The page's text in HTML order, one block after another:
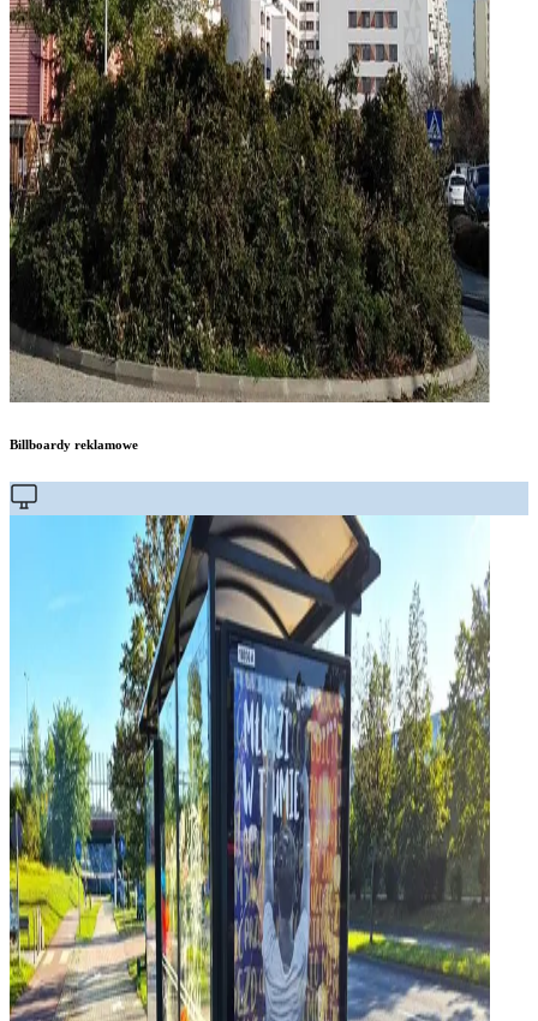
Billboardy reklamowe